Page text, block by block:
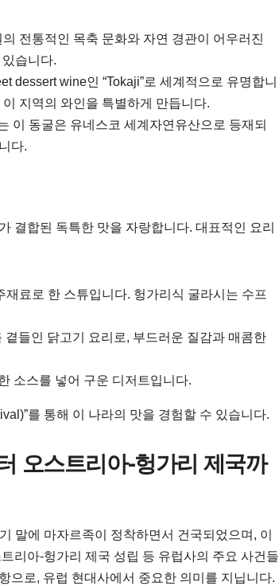
전통적인 목축 문화와 자연 경관이 어우러진
습니다.
dessert wine인 “Tokaji”로 세계적으로 유명합니
지역의 와인을 특별하게 만듭니다.
이 동굴은 유네스코 세계자연유산으로 등재되
다.
결합된 독특한 맛을 자랑합니다. 대표적인 요리
료로 한 스튜입니다. 헝가리식 굴라시는 수프
곁들인 닭고기 요리로, 부드러운 질감과 매콤한
소스를 넣어 구운 디저트입니다.
를 통해 이 나라의 맛을 경험할 수 있습니다.
오스트리아-헝가리 제국까
말에 마자르족이 정착하면서 건국되었으며, 이
리아-헝가리 제국 성립 등 유럽사의 주요 사건들
으로, 유럽 현대사에서 중요한 의미를 지닙니다.